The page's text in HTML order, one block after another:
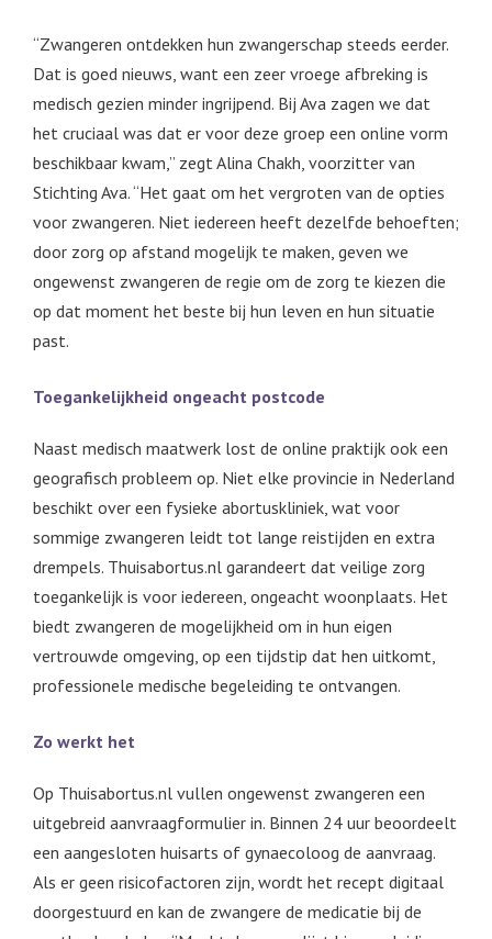
“Zwangeren ontdekken hun zwangerschap steeds eerder.
Dat is goed nieuws, want een zeer vroege afbreking is
medisch gezien minder ingrijpend. Bij Ava zagen we dat
het cruciaal was dat er voor deze groep een online vorm
beschikbaar kwam,” zegt Alina Chakh, voorzitter van
Stichting Ava. “Het gaat om het vergroten van de opties
voor zwangeren. Niet iedereen heeft dezelfde behoeften;
door zorg op afstand mogelijk te maken, geven we
ongewenst zwangeren de regie om de zorg te kiezen die
op dat moment het beste bij hun leven en hun situatie
past.
Toegankelijkheid ongeacht postcode
Naast medisch maatwerk lost de online praktijk ook een
geografisch probleem op. Niet elke provincie in Nederland
beschikt over een fysieke abortuskliniek, wat voor
sommige zwangeren leidt tot lange reistijden en extra
drempels. Thuisabortus.nl garandeert dat veilige zorg
toegankelijk is voor iedereen, ongeacht woonplaats. Het
biedt zwangeren de mogelijkheid om in hun eigen
vertrouwde omgeving, op een tijdstip dat hen uitkomt,
professionele medische begeleiding te ontvangen.
Zo werkt het
Op Thuisabortus.nl vullen ongewenst zwangeren een
uitgebreid aanvraagformulier in. Binnen 24 uur beoordeelt
een aangesloten huisarts of gynaecoloog de aanvraag.
Als er geen risicofactoren zijn, wordt het recept digitaal
doorgestuurd en kan de zwangere de medicatie bij de